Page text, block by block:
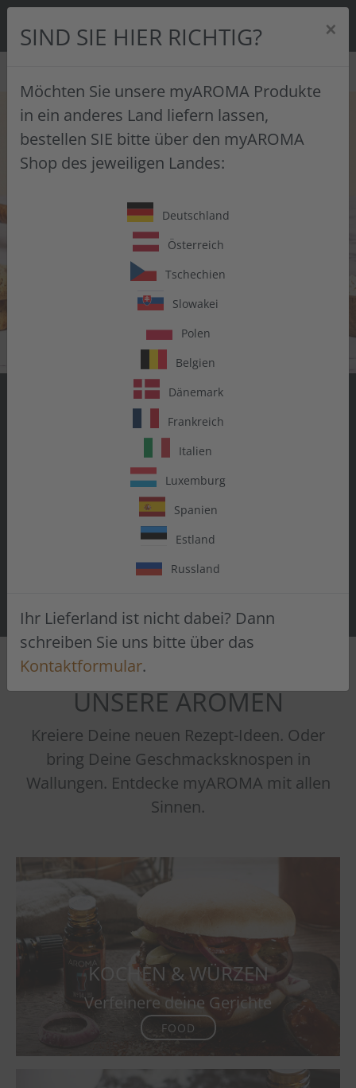
Skip to main content
SIND SIE HIER RICHTIG? ×
Möchten Sie unsere myAROMA Produkte
in ein anderes Land liefern lassen,
bestellen SIE bitte über den myAROMA
Shop des jeweiligen Landes:
Deutschland
Österreich
Tschechien
Slowakei
Polen
Belgien
Dänemark
Frankreich
Italien
Luxemburg
Spanien
Estland
Russland
Ihr Lieferland ist nicht dabei? Dann
schreiben Sie uns bitte über das
Kontaktformular.
SAG JA ZU
GESCHMACK
Entdecke eine Welt voller Aromen.
Vielseitig einsetzbar. Zum Backen,
Kochen, Mixen, Trinken.
AROMEN PROBIEREN
UNSERE AROMEN
Kreiere Deine neuen Rezept-Ideen. Oder
bring Deine Geschmacksknospen in
Wallungen. Entdecke myAROMA mit allen
Sinnen.
KOCHEN & WÜRZEN
Verfeinere deine Gerichte
FOOD